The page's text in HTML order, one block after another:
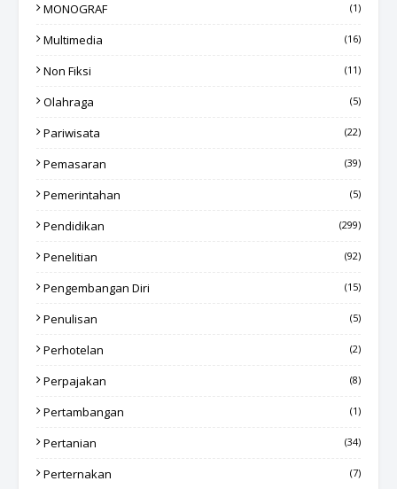
MONOGRAF (1)
Multimedia (16)
Non Fiksi (11)
Olahraga (5)
Pariwisata (22)
Pemasaran (39)
Pemerintahan (5)
Pendidikan (299)
Penelitian (92)
Pengembangan Diri (15)
Penulisan (5)
Perhotelan (2)
Perpajakan (8)
Pertambangan (1)
Pertanian (34)
Perternakan (7)